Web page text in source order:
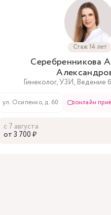
Стаж 14 лет
Серебренникова
Гинеколог, УЗИ, Ведение
ул. Осипенко, д. 60 онлайн
с 7 августа
oт 3 700 ₽